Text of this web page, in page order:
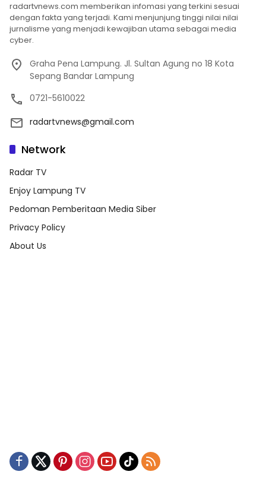
radartvnews.com memberikan infomasi yang terkini sesuai
dengan fakta yang terjadi. Kami menjunjung tinggi nilai nilai
jurnalisme yang menjadi kewajiban utama sebagai media
cyber.
Graha Pena Lampung. Jl. Sultan Agung no 18 Kota
Sepang Bandar Lampung
0721-5610022
radartvnews@gmail.com
Network
Radar TV
Enjoy Lampung TV
Pedoman Pemberitaan Media Siber
Privacy Policy
About Us